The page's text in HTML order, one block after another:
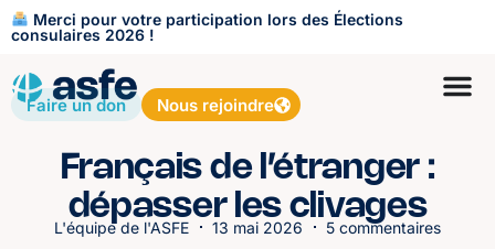
Merci pour votre participation lors des Élections
consulaires 2026 !
Faire un don Nous rejoindre
Français de l’étranger :
dépasser les clivages
L'équipe de l'ASFE 13 mai 2026 5 commentaires